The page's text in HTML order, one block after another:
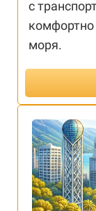
с
комфортно
моря.